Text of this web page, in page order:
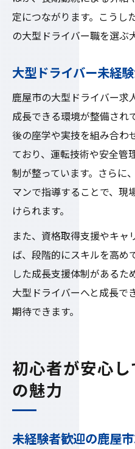
定につながります。こうし
の大型ドライバー職を選ぶ
大型ドライバー未経
鹿屋市の大型ドライバー求
成長できる環境が整備され
後の座学や実技を組み合わ
ており、運転技術や安全管
制が整っています。さらに
マンで指導することで、現
けられます。
また、資格取得支援やキャ
ば、段階的にスキルを高め
した成長支援体制があるた
大型ドライバーへと成長で
期待できます。
初心者が安心
の魅力
未経験者歓迎の鹿屋